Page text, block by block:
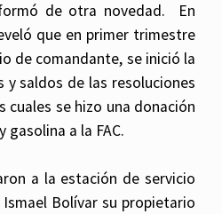
de otra novedad. En
que en primer trimestre
de comandante, se inició la
y saldos de las resoluciones
cuales se hizo una donación
gasolina a la FAC.
a la estación de servicio
Ismael Bolívar su propietario